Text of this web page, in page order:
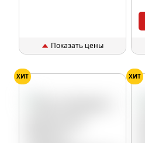
Показать цены
ХИТ ХИТ